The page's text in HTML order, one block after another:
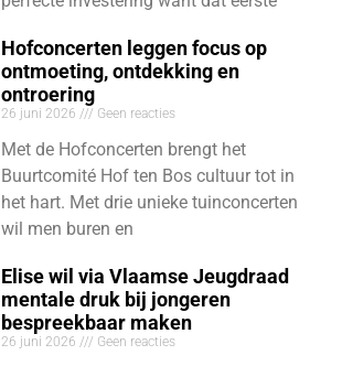
Hofconcerten leggen focus op
ontmoeting, ontdekking en
ontroering
26 juni 2026 Geen reacties
Met de Hofconcerten brengt het
Buurtcomité Hof ten Bos cultuur tot in
het hart. Met drie unieke tuinconcerten
wil men buren en
Elise wil via Vlaamse Jeugdraad
mentale druk bij jongeren
bespreekbaar maken
26 juni 2026 Geen reacties